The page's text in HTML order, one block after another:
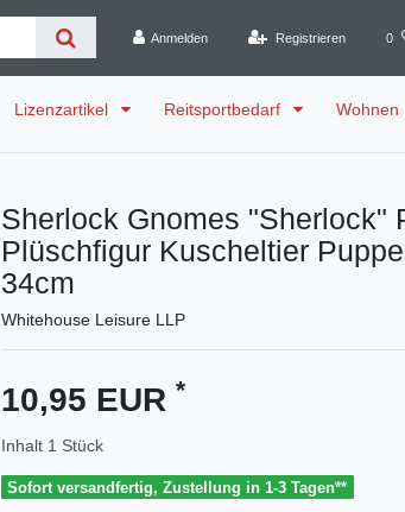
Anmelden Registrieren 0
Lizenzartikel Reitsportbedarf Wohnen
Sherlock Gnomes "Sherlock"
Plüschfigur Kuscheltier
34cm
Whitehouse Leisure LLP
10,95 EUR *
Inhalt 1 Stück
Sofort versandfertig, Zustellung in 1-3 Tagen**